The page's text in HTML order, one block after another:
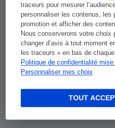
traceurs pour mesurer
personnaliser les contenus, les
promotion et afficher des
Nous conserverons votre choix
changer d’avis à tout moment
les traceurs » en bas de
Politique de confidentialité
Personnaliser mes choix
TOUT